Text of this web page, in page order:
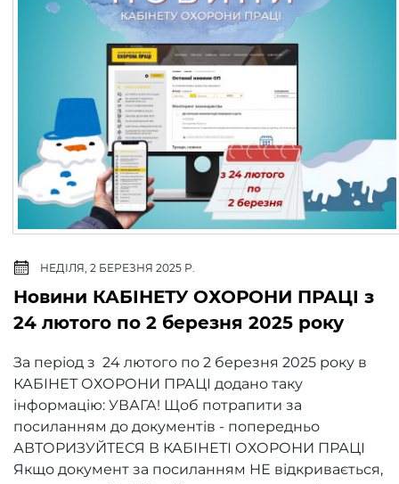
НЕДІЛЯ, 2 БЕРЕЗНЯ 2025 Р.
Новини КАБІНЕТУ ОХОРОНИ ПРАЦІ з
24 лютого по 2 березня 2025 року
За період з 24 лютого по 2 березня 2025 року в
КАБІНЕТ ОХОРОНИ ПРАЦІ додано таку
інформацію: УВАГА! Щоб потрапити за
посиланням до документів - попередньо
АВТОРИЗУЙТЕСЯ В КАБІНЕТІ ОХОРОНИ ПРАЦІ
Якщо документ за посиланням НЕ відкривається,